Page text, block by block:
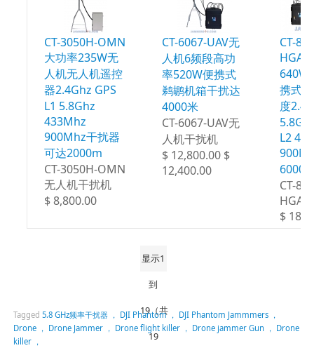
CT-3050H-OMN
大功率235W无
人机无人机遥控
器2.4Ghz GPS
L1 5.8Ghz
433Mhz
900Mhz干扰器
可达200​​0m
CT-3050H-OMN
无人机干扰机
$ 8,800.00
CT-6067-UAV无
人机6频段高功
率520W便携式
鹈鹕机箱干扰达
4000米
CT-6067-UAV无
人机干扰机
$ 12,800.00 $
12,400.00
CT-
HGA
640W
携式
度
L2
6000
CT-
HGA
$
显示1
到
19（共
19
Tagged 5.8 GHz频率干扰器 ， DJI Phantom ， DJI Phantom Jammmers ，
Drone ， Drone Jammer ， Drone flight killer ， Drone jammer Gun ， Drone
killer ，